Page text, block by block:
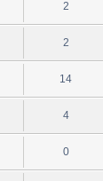
2
2
14
4
0